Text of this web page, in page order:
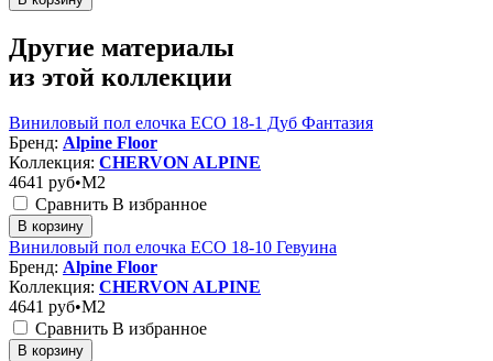
Другие материалы
из этой коллекции
Виниловый пол елочка ECO 18-1 Дуб Фантазия
Бренд: Alpine Floor
Коллекция: CHERVON ALPINE
4641 руб•M2
Сравнить В избранное
В корзину
Виниловый пол елочка ECO 18-10 Гевуина
Бренд: Alpine Floor
Коллекция: CHERVON ALPINE
4641 руб•M2
Сравнить В избранное
В корзину